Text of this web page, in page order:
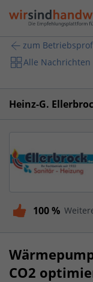
zum
Alle Nachrichten
Heinz-G.
100 %
CO2